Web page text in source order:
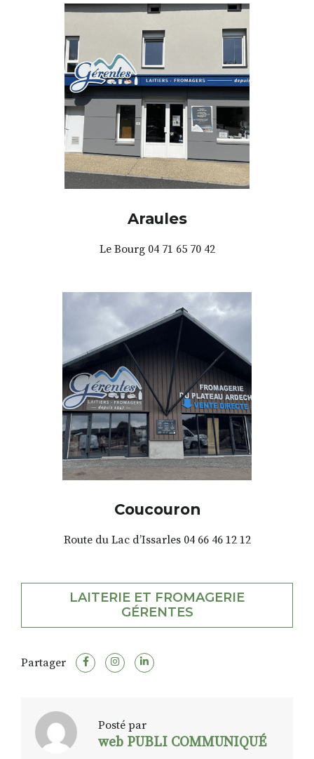
Araules
Le Bourg 04 71 65 70 42
Coucouron
Route du Lac d’Issarles 04 66 46 12 12
LAITERIE ET FROMAGERIE
GÉRENTES
Partager
Posté par
web PUBLI COMMUNIQUÉ